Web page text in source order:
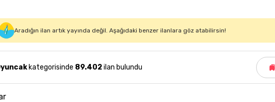
Aradığın ilan artık yayında değil. Aşağıdaki benzer ilanlara göz atabilirsin!
kategorisinde 89.402ilan bulundu